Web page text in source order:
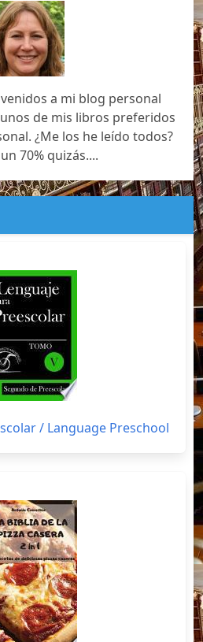
a mi blog personal
de mis libros preferidos
¿Me los he leído todos?
70% quizás....
/ Language Preschool